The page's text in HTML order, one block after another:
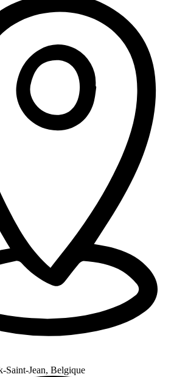
Saint-Jean, Belgique